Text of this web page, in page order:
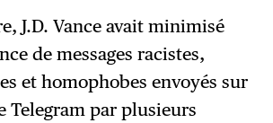
J.D. Vance avait minimisé
de messages racistes,
et homophobes envoyés sur
Telegram par plusieurs